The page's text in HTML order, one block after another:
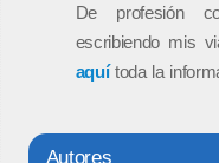
De profesión
escribiendo mis
aquítoda la
Autores